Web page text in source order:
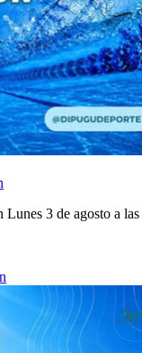
3 de agosto a las